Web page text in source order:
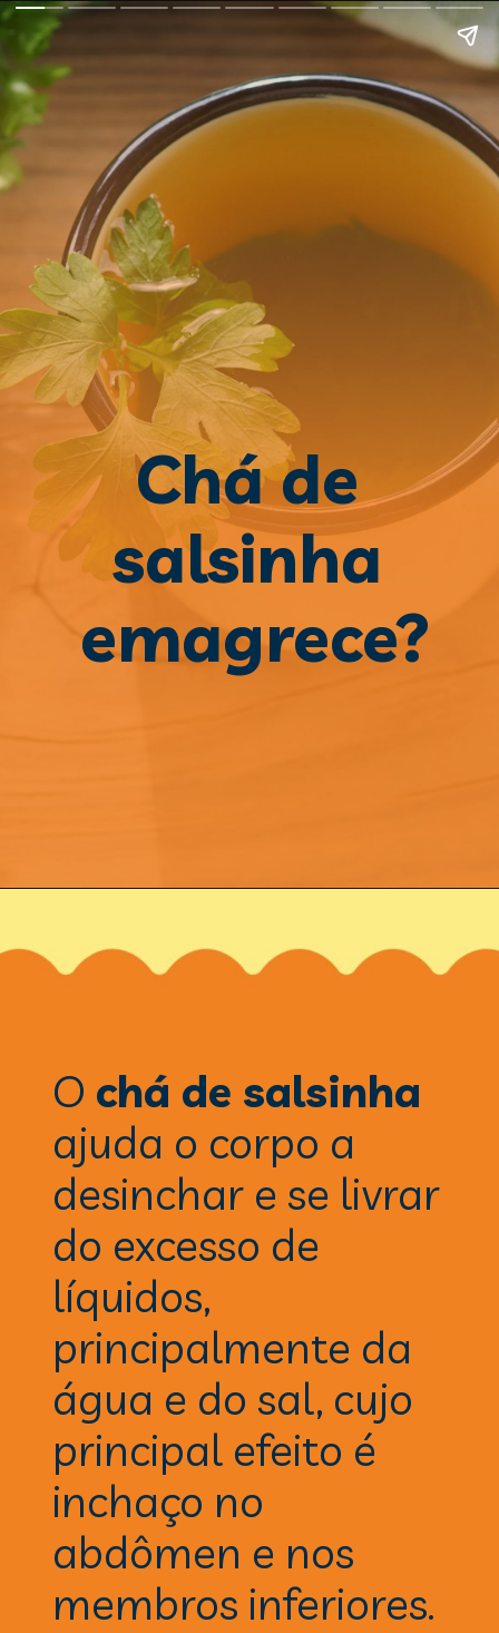
Chá de
salsinha
emagrece?
O
ajuda o corpo a
desinchar e se livrar
do excesso de
líquidos,
principalmente da
água e do sal, cujo
principal efeito é
inchaço no
abdômen e nos
membros inferiores.